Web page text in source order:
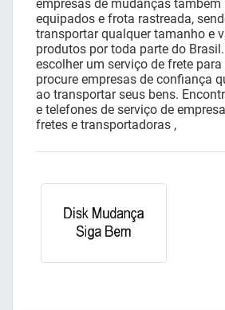
empresas de mudanças
equipados e frota rastreada,
transportar qualquer tamanho e
produtos por toda parte do
escolher um serviço de frete
procure empresas de confiança
ao transportar seus bens.
e telefones de serviço de
fretes e transportadoras ,